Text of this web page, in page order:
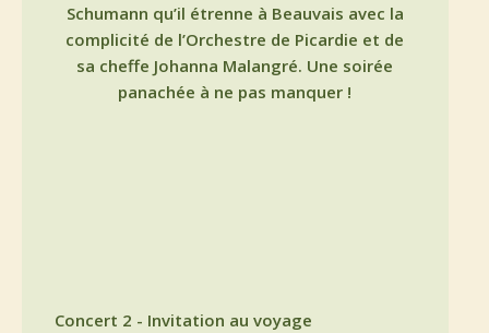
Schumann qu’il étrenne à Beauvais avec la
complicité de l’Orchestre de Picardie et de
sa cheffe Johanna Malangré. Une soirée
panachée à ne pas manquer !
Concert 2 - Invitation au voyage